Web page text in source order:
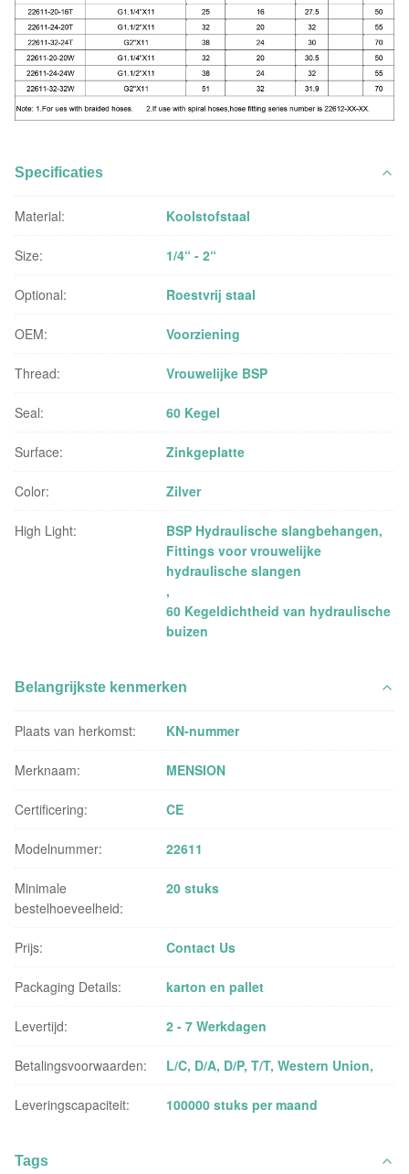
Specificaties
Material: Koolstofstaal
Size: 1/4“ - 2“
Optional: Roestvrij staal
OEM: Voorziening
Thread: Vrouwelijke BSP
Seal: 60 Kegel
Surface: Zinkgeplatte
Color: Zilver
High Light: BSP Hydraulische slangbehangen,
Fittings voor vrouwelijke
hydraulische slangen
,
60 Kegeldichtheid van hydraulische
buizen
Belangrijkste kenmerken
Plaats van herkomst: KN-nummer
Merknaam: MENSION
Certificering: CE
Modelnummer: 22611
Minimale
bestelhoeveelheid:
20 stuks
Prijs: Contact Us
Packaging Details: karton en pallet
Levertijd: 2 - 7 Werkdagen
Betalingsvoorwaarden: L/C, D/A, D/P, T/T, Western Union,
Leveringscapaciteit: 100000 stuks per maand
Tags